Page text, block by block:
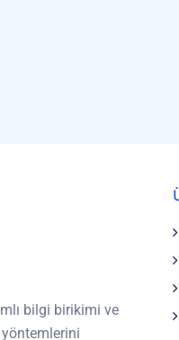
bilgi birikimi ve